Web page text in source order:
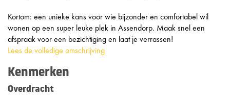
Kortom: een unieke kans voor wie bijzonder en comfortabel wil
wonen op een super leuke plek in Assendorp. Maak snel een
afspraak voor een bezichtiging en laat je verrassen!
Lees de volledige omschrijving
Kenmerken
Overdracht